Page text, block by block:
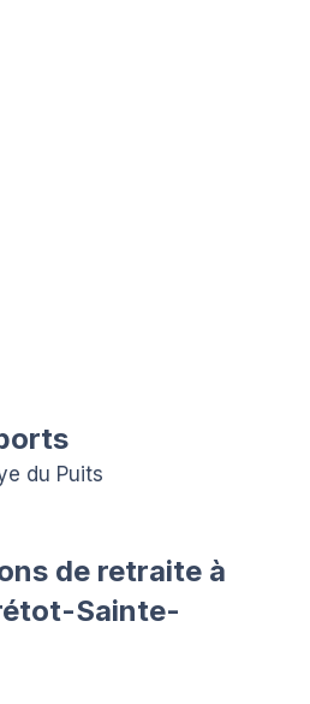
du Puits
de retraite à
Sainte-